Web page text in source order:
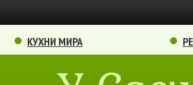
КУХНИ МИРА